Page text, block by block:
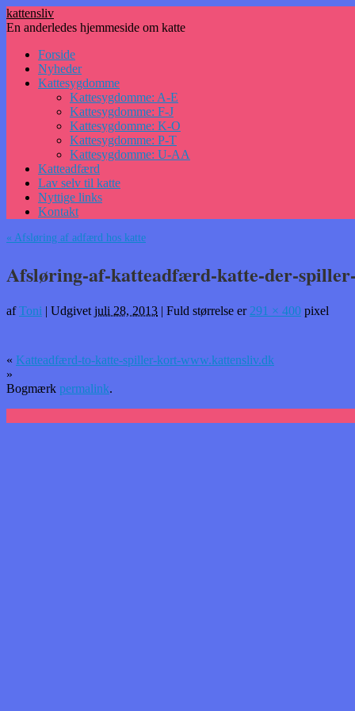
kattensliv
En anderledes hjemmeside om katte
Hop
indhold
Forside
Nyheder
Kattesygdomme
Kattesygdomme: A-E
Kattesygdomme: F-J
Kattesygdomme: K-O
Kattesygdomme: P-T
Kattesygdomme: U-AA
Katteadfærd
Lav selv til katte
Nyttige links
Kontakt
« Afsløring af adfærd hos katte
Afsløring-af-katteadfærd-katte-der-
af Toni | Udgivet juli 28, 2013 | Fuld størrelse er 291 × 400 pixel
« Katteadfærd-to-katte-spiller-kort-www.kattensliv.dk
»
Bogmærk permalink.